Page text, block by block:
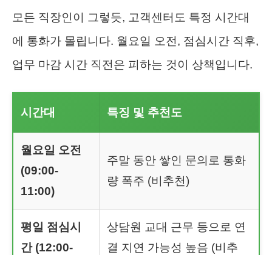
모든 직장인이 그렇듯, 고객센터도 특정 시간대
에 통화가 몰립니다. 월요일 오전, 점심시간 직후,
업무 마감 시간 직전은 피하는 것이 상책입니다.
시간대 특징 및 추천도
월요일 오전
(09:00-
11:00)
주말 동안 쌓인 문의로 통화
량 폭주 (비추천)
평일 점심시
간 (12:00-
상담원 교대 근무 등으로 연
결 지연 가능성 높음 (비추